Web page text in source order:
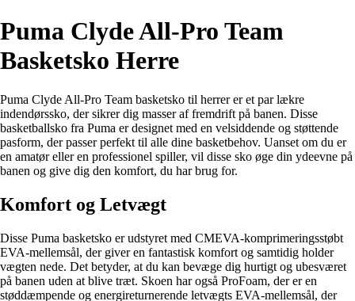
Puma Clyde All-Pro Team
Basketsko Herre
Puma Clyde All-Pro Team basketsko til herrer er et par lækre
indendørssko, der sikrer dig masser af fremdrift på banen. Disse
basketballsko fra Puma er designet med en velsiddende og støttende
pasform, der passer perfekt til alle dine basketbehov. Uanset om du er
en amatør eller en professionel spiller, vil disse sko øge din ydeevne på
banen og give dig den komfort, du har brug for.
Komfort og Letvægt
Disse Puma basketsko er udstyret med CMEVA-komprimeringsstøbt
EVA-mellemsål, der giver en fantastisk komfort og samtidig holder
vægten nede. Det betyder, at du kan bevæge dig hurtigt og ubesværet
på banen uden at blive træt. Skoen har også ProFoam, der er en
støddæmpende og energireturnerende letvægts EVA-mellemsål, der